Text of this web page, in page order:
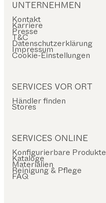
UNTERNEHMEN
Kontakt
Karriere
Presse
T&C
Datenschutzerklärung
Impressum
Cookie-Einstellungen
SERVICES VOR ORT
Händler finden
Stores
SERVICES ONLINE
Konfigurierbare Produkte
Kataloge
Materialien
Reinigung & Pflege
FAQ